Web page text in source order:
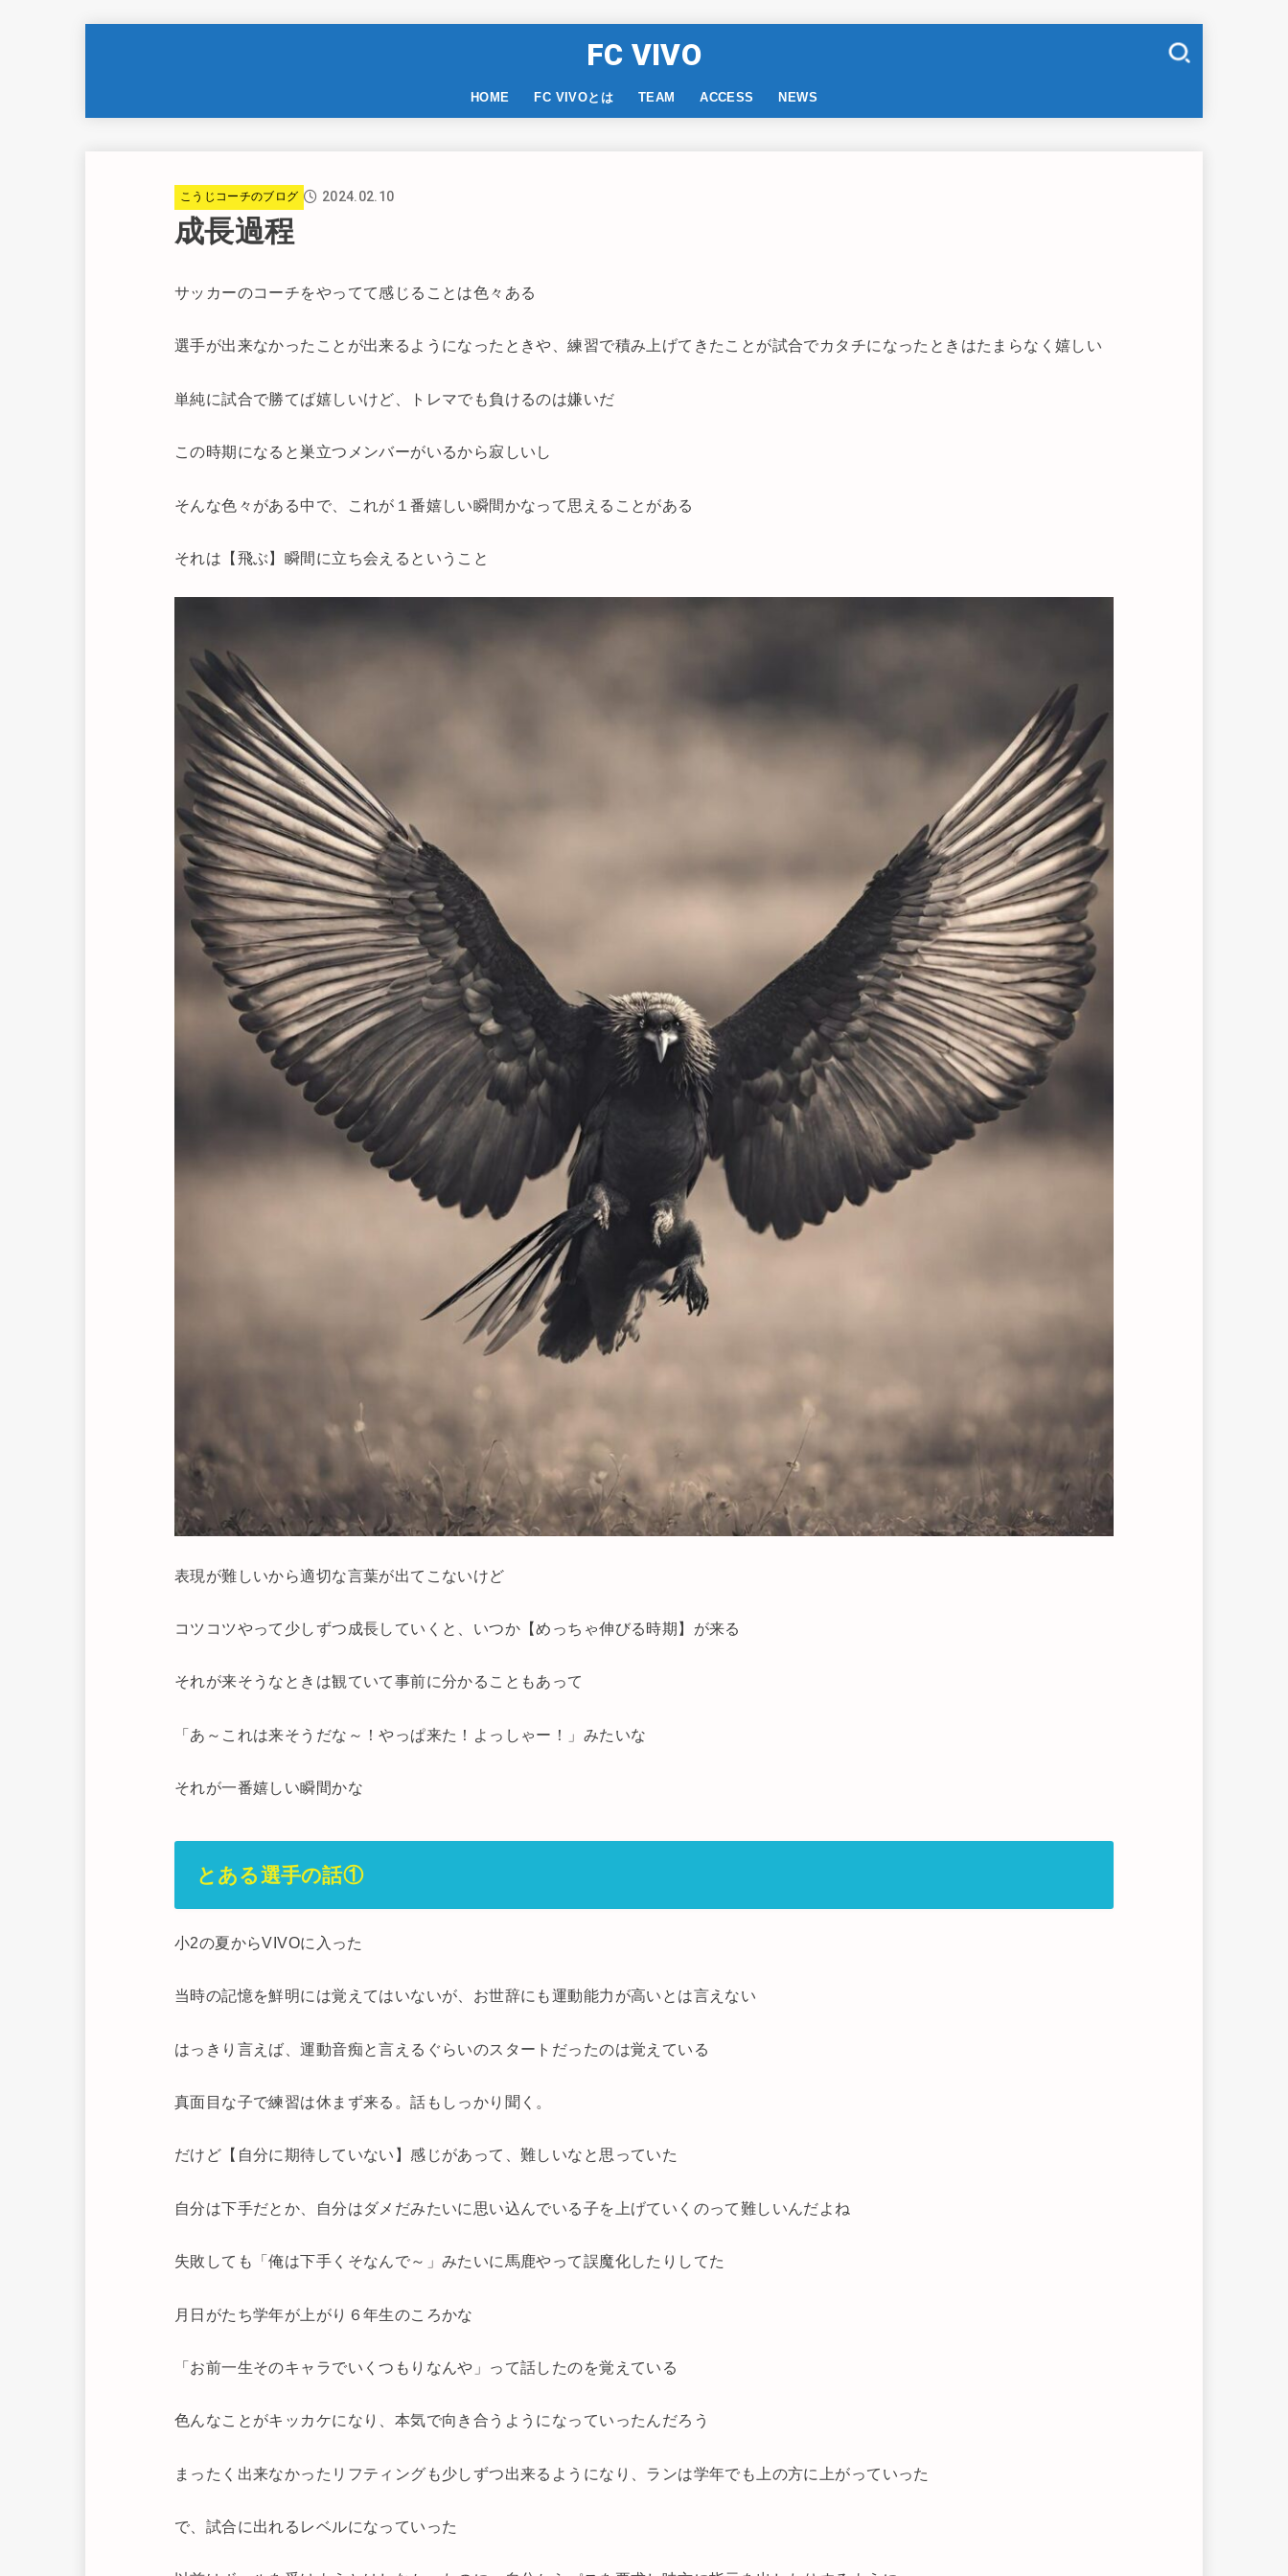
FC VIVO
HOME FC VIVOとは TEAM ACCESS NEWS
こうじコーチのブログ 2024.02.10
成長過程
サッカーのコーチをやってて感じることは色々ある
選手が出来なかったことが出来るようになったときや、練習で積み上げてきたことが試合でカタチになったときはたまらなく嬉しい
単純に試合で勝てば嬉しいけど、トレマでも負けるのは嫌いだ
この時期になると巣立つメンバーがいるから寂しいし
そんな色々がある中で、これが１番嬉しい瞬間かなって思えることがある
それは【飛ぶ】瞬間に立ち会えるということ
表現が難しいから適切な言葉が出てこないけど
コツコツやって少しずつ成長していくと、いつか【めっちゃ伸びる時期】が来る
それが来そうなときは観ていて事前に分かることもあって
「あ～これは来そうだな～！やっぱ来た！よっしゃー！」みたいな
それが一番嬉しい瞬間かな
とある選手の話①
小2の夏からVIVOに入った
当時の記憶を鮮明には覚えてはいないが、お世辞にも運動能力が高いとは言えない
はっきり言えば、運動音痴と言えるぐらいのスタートだったのは覚えている
真面目な子で練習は休まず来る。話もしっかり聞く。
だけど【自分に期待していない】感じがあって、難しいなと思っていた
自分は下手だとか、自分はダメだみたいに思い込んでいる子を上げていくのって難しいんだよね
失敗しても「俺は下手くそなんで～」みたいに馬鹿やって誤魔化したりしてた
月日がたち学年が上がり６年生のころかな
「お前一生そのキャラでいくつもりなんや」って話したのを覚えている
色んなことがキッカケになり、本気で向き合うようになっていったんだろう
まったく出来なかったリフティングも少しずつ出来るようになり、ランは学年でも上の方に上がっていった
で、試合に出れるレベルになっていった